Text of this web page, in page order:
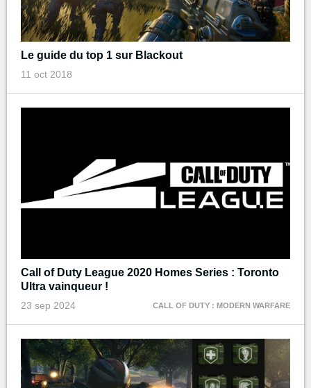
Le guide du top 1 sur Blackout
11 oct 2018
Call of Duty League 2020 Homes Series : Toronto
Ultra vainqueur !
23 sep 2024 CALL OF DUTY : MODERN WARFARE